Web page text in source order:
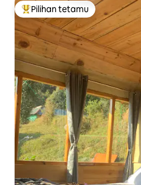
Pilihan utama tetamu
Pilihan tetamu